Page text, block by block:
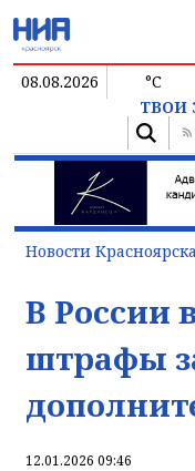
08.08.2026 °C
ТВОИ
Новости Красноярска
В России
штрафы
12.01.2026 09:46